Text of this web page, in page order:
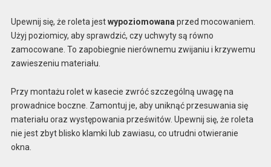
Upewnij się, że roleta jestwypoziomowana przed mocowaniem.
Użyj poziomicy, aby sprawdzić, czy uchwyty są równo
zamocowane. To zapobiegnie nierównemu zwijaniu i krzywemu
zawieszeniu materiału.
Przy montażu rolet w kasecie zwróć szczególną uwagę na
prowadnice boczne. Zamontuj je, aby uniknąć przesuwania się
materiału oraz występowania prześwitów. Upewnij się, że roleta
nie jest zbyt blisko klamki lub zawiasu, co utrudni otwieranie
okna.